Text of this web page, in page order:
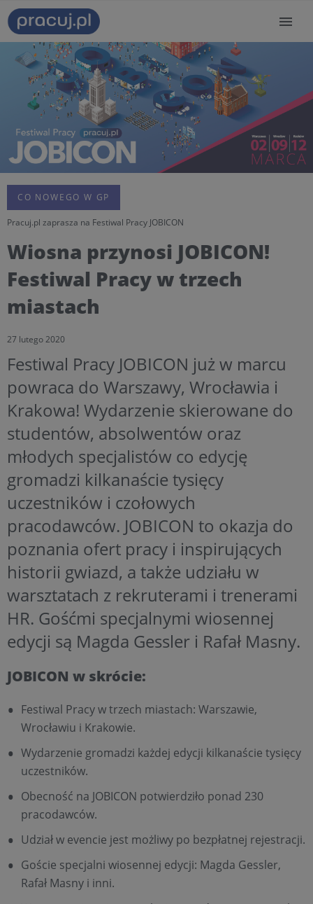
CO NOWEGO W GP
Pracuj.pl zaprasza na Festiwal Pracy JOBICON
Wiosna przynosi JOBICON!
Festiwal Pracy w trzech
miastach
27 lutego 2020
Festiwal Pracy JOBICON już w marcu
powraca do Warszawy, Wrocławia i
Krakowa! Wydarzenie skierowane do
studentów, absolwentów oraz
młodych specjalistów co edycję
gromadzi kilkanaście tysięcy
uczestników i czołowych
pracodawców. JOBICON to okazja do
poznania ofert pracy i inspirujących
historii gwiazd, a także udziału w
warsztatach z rekruterami i trenerami
HR. Gośćmi specjalnymi wiosennej
edycji są Magda Gessler i Rafał Masny.
JOBICON w skrócie:
Festiwal Pracy w trzech miastach: Warszawie,
Wrocławiu i Krakowie.
Wydarzenie gromadzi każdej edycji kilkanaście tysięcy
uczestników.
Obecność na JOBICON potwierdziło ponad 230
pracodawców.
Udział w evencie jest możliwy po bezpłatnej rejestracji.
Goście specjalni wiosennej edycji: Magda Gessler,
Rafał Masny i inni.